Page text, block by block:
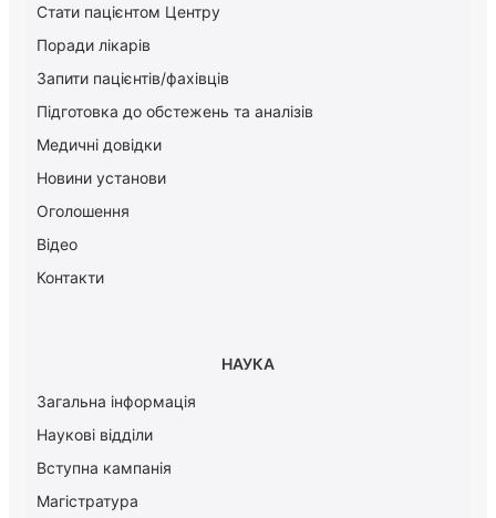
Стати пацієнтом Центру
Поради лікарів
Запити пацієнтів/фахівців
Підготовка до обстежень та аналізів
Медичні довідки
Новини установи
Оголошення
Відео
Контакти
НАУКА
Загальна інформація
Наукові відділи
Вступна кампанія
Магістратура